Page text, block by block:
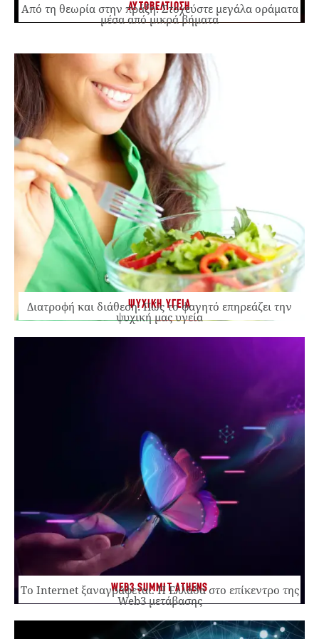
ΑΥΤΟΒΕΛΤΙΩΣΗ
Από τη θεωρία στην πράξη: Στοχεύστε μεγάλα οράματα
μέσα από μικρά βήματα
ΨΥΧΙΚΗ ΥΓΕΙΑ
Διατροφή και διάθεση: Πώς το φαγητό επηρεάζει την
ψυχική μας υγεία
WEB3 SUMMIT ATHENS
Το Internet ξαναγράφεται. Η Ελλάδα στο επίκεντρο της
Web3 μετάβασης